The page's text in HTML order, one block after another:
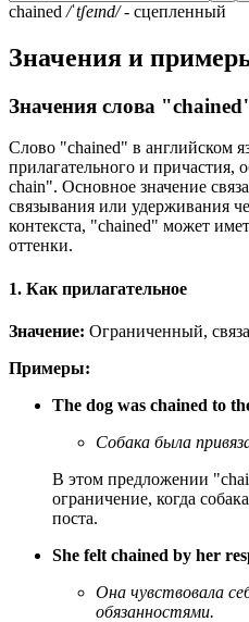
chained /ˈtʃeɪnd/- сцепленный
Значения и
Значения слова
Слово "chained" в английском
прилагательного и причастия,
chain". Основное значение
связывания или удерживания
контекста, "chained" может
оттенки.
1. Как прилагательное
Значение: Ограниченный,
Примеры:
The dog was chained to
Собака была
В этом предложении
ограничение, когда
поста.
She felt chained by her
Она чувствовала
обязанностями.